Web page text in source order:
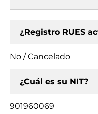
¿Registro RUES
No / Cancelado
¿Cuál es su NIT?
901960069